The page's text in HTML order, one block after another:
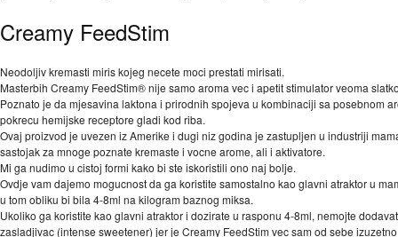
Creamy FeedStim
Neodoljiv kremasti miris kojeg necete moci prestati mirisati.
Masterbih Creamy FeedStim® nije samo aroma vec i apetit stimulator veoma
Poznato je da mjesavina laktona i prirodnih spojeva u kombinaciji sa posebnom
pokrecu hemijske receptore gladi kod riba.
Ovaj proizvod je uvezen iz Amerike i dugi niz godina je zastupljen u industriji
sastojak za mnoge poznate kremaste i vocne arome, ali i aktivatore.
Mi ga nudimo u cistoj formi kako bi ste iskoristili ono naj bolje.
Ovdje vam dajemo mogucnost da ga koristite samostalno kao glavni atraktor u
u tom obliku bi bila 4-8ml na kilogram baznog miksa.
Ukoliko ga koristite kao glavni atraktor i dozirate u rasponu 4-8ml, nemojte
zasladjivac (intense sweetener) jer je Creamy FeedStim vec sam od sebe